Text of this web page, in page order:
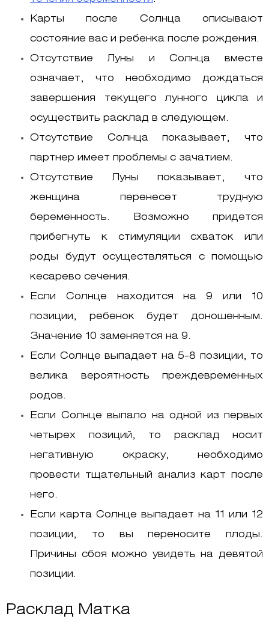
Карты после Солнца описывают
состояние вас и ребенка после рождения.
Отсутствие Луны и Солнца вместе
означает, что необходимо дождаться
завершения текущего лунного цикла и
осуществить расклад в следующем.
Отсутствие Солнца показывает, что
партнер имеет проблемы с зачатием.
Отсутствие Луны показывает, что
женщина перенесет трудную
беременность. Возможно придется
прибегнуть к стимуляции схваток или
роды будут осуществляться с помощью
кесарево сечения.
Если Солнце находится на 9 или 10
позиции, ребенок будет доношенным.
Значение 10 заменяется на 9.
Если Солнце выпадает на 5-8 позиции, то
велика вероятность преждевременных
родов.
Если Солнце выпало на одной из первых
четырех позиций, то расклад носит
негативную окраску, необходимо
провести тщательный анализ карт после
него.
Если карта Солнце выпадает на 11 или 12
позиции, то вы переносите плоды.
Причины сбоя можно увидеть на девятой
позиции.
Расклад Матка